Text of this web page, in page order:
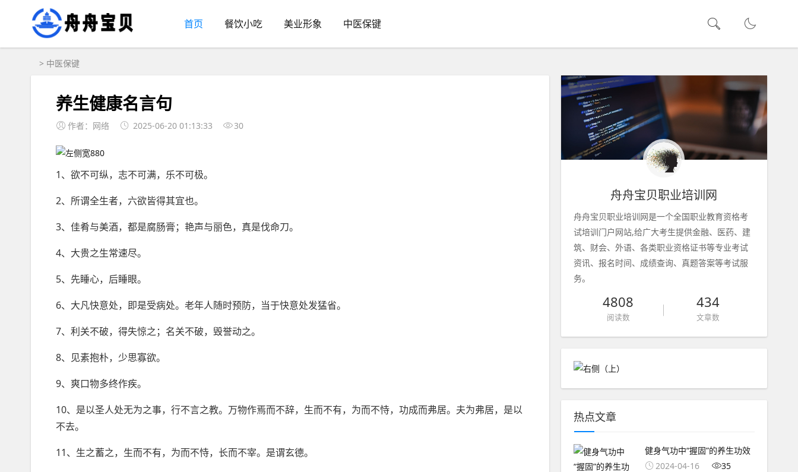
首页 餐饮小吃 美业形象 中医保键
> 中医保键
养生健康名言句
作者：网络 2025-06-20 01:13:33 30
1、欲不可纵，志不可满，乐不可极。
2、所谓全生者，六欲皆得其宜也。
3、佳肴与美酒，都是腐肠膏；艳声与丽色，真是伐命刀。
4、大贵之生常速尽。
5、先睡心，后睡眼。
6、大凡快意处，即是受病处。老年人随时预防，当于快意处发猛省。
7、利关不破，得失惊之；名关不破，毁誉动之。
8、见素抱朴，少思寡欲。
9、爽口物多终作疾。
10、是以圣人处无为之事，行不言之教。万物作焉而不辞，生而不有，为而不恃，功成而弗居。夫为弗居，是以
不去。
11、生之蓄之，生而不有，为而不恃，长而不宰。是谓玄德。
舟舟宝贝职业培训网
舟舟宝贝职业培训网是一个全国职业教育资格考
试培训门户网站,给广大考生提供金融、医药、建
筑、财会、外语、各类职业资格证书等专业考试
资讯、报名时间、成绩查询、真题答案等考试服
务。
4808
阅读数
434
文章数
热点文章
健身气功中“握固”的养生功效
2024-04-16
35